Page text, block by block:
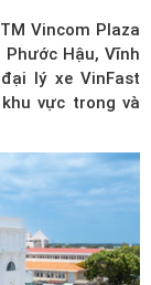
Vincom Plaza
Hậu, Vĩnh
lý xe VinFast
vực trong và